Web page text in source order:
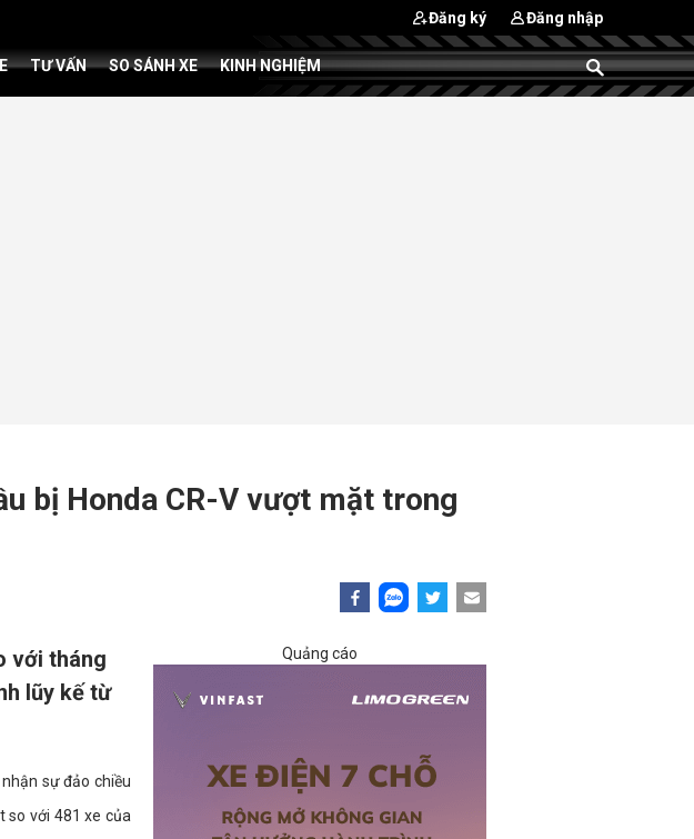
Đăng ký Đăng nhập
TƯ VẤN SO SÁNH XE KINH NGHIỆM
bị Honda CR-V vượt mặt trong
với tháng
lũy kế từ
sự đảo chiều
so với 481 xe của
Quảng cáo